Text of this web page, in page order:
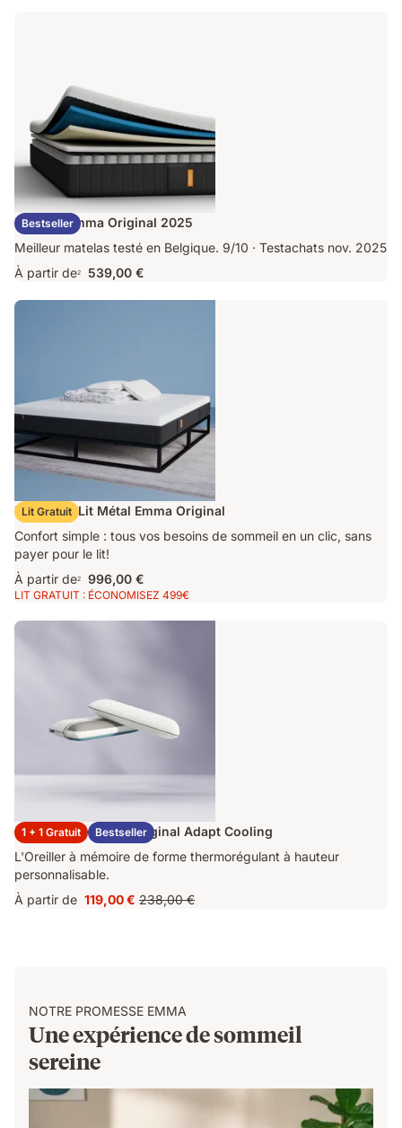
Bestseller
Matelas Emma Original 2025
Meilleur matelas testé en Belgique. 9/10 · Testachats nov. 2025
À partir de2 539,00 €
Lit Gratuit
Ensemble Lit Métal Emma Original
Confort simple : tous vos besoins de sommeil en un clic, sans
payer pour le lit!
À partir de2 996,00 €
LIT GRATUIT : ÉCONOMISEZ 499€
1 + 1 Gratuit Bestseller
2x Oreillers Emma Original Adapt Cooling
L'Oreiller à mémoire de forme thermorégulant à hauteur
personnalisable.
À partir de
Prix
119,00 € Prix
238,00 €
NOTRE PROMESSE EMMA
Une expérience de sommeil
sereine